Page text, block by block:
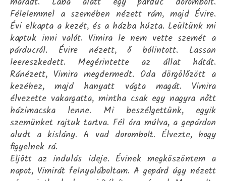
Félelemmel a szemében nézett rám, majd Évire.
Évi elkapta a kezét, és a házba húzta. Leültünk mi
kaptuk inni valót. Vimira le nem vette szemét a
párducról. Évire nézett, ő bólintott. Lassan
leereszkedett. Megérintette az állat hátát.
Ránézett, Vimira megdermedt. Oda dörgölőzött a
kezéhez, majd hanyatt vágta magát. Vimira
élvezette vakargatta, mintha csak egy nagyra nőtt
házimacska lenne. Mi beszélgettünk, egyik
szemünket rajtuk tartva. Fél óra múlva, a gepárdon
aludt a kislány. A vad dorombolt. Élvezte, hogy
figyelnek rá.
Eljött az indulás ideje. Évinek megköszöntem a
napot, Vimirát felnyaláboltam. A gepárd úgy nézett